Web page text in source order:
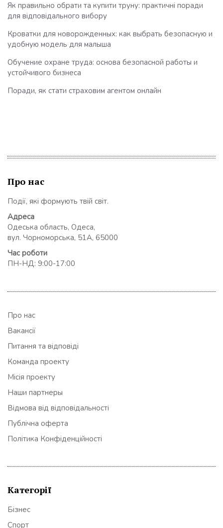
Як правильно обрати та купити труну: практичні поради
для відповідального вибору
Кроватки для новорожденных: как выбрать безопасную и
удобную модель для малыша
Обучение охране труда: основа безопасной работы и
устойчивого бизнеса
Поради, як стати страховим агентом онлайн
Про нас
Події, які формують твій світ.
Адреса
Одеська область, Одеса,
вул. Чорноморська, 51А, 65000
Час роботи
ПН-НД: 9:00-17:00
Про нас
Вакансії
Питання та відповіді
Команда проекту
Місія проекту
Наши партнеры
Відмова від відповідальності
Публічна оферта
Політика Конфіденційності
Категорії
Бізнес
Спорт